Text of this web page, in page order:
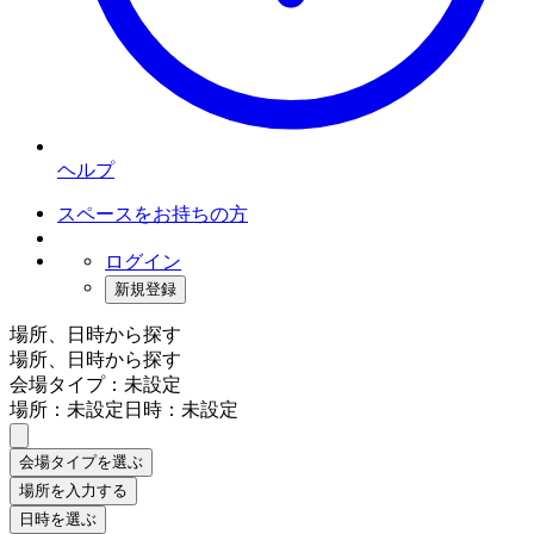
ヘルプ
スペースをお持ちの方
ログイン
新規登録
場所、日時から探す
場所、日時から探す
会場タイプ：未設定
場所：未設定日時：未設定
会場タイプを選ぶ
場所を入力する
日時を選ぶ